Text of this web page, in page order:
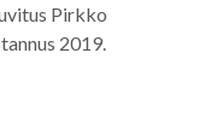
Pirkko
2019.